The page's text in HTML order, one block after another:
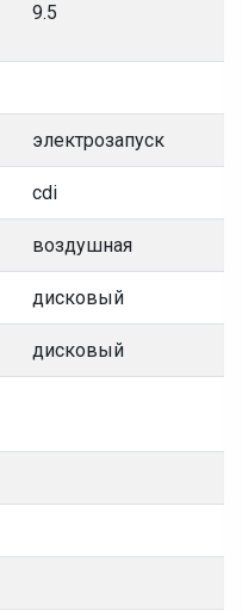
9.5
электрозапуск
cdi
воздушная
дисковый
дисковый